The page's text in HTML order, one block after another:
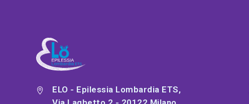
ELO - Epilessia Lombardia ETS,